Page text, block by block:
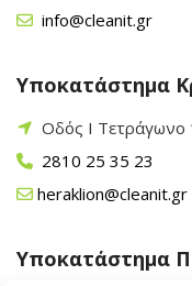
info@cleanit.gr
Υποκατάστημα
Οδός Ι Τετράγωνο
2810 25 35 23
heraklion@cleanit.gr
Υποκατάστημα